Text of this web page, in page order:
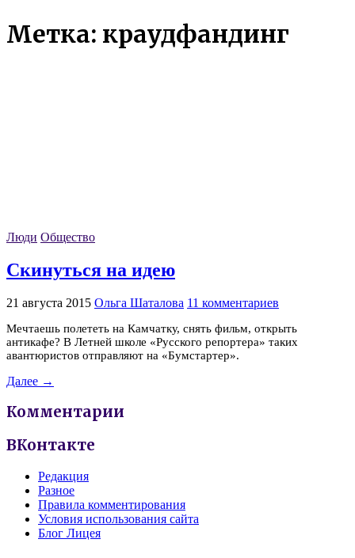
Метка: краудфандинг
Люди Общество
Скинуться на идею
21 августа 2015 Ольга Шаталова 11 комментариев
Мечтаешь полететь на Камчатку, снять фильм, открыть
антикафе? В Летней школе «Русского репортера» таких
авантюристов отправляют на «Бумстартер».
Далее →
Комментарии
ВКонтакте
Редакция
Разное
Правила комментирования
Условия использования сайта
Блог Лицея